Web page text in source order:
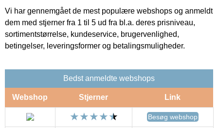
Vi har gennemgået de mest populære webshops og anmeldt
dem med stjerner fra 1 til 5 ud fra bl.a. deres prisniveau,
sortimentstørrelse, kundeservice, brugervenlighed,
betingelser, leveringsformer og betalingsmuligheder.
Bedst anmeldte webshops
Webshop Stjerner Link
Besøg webshop